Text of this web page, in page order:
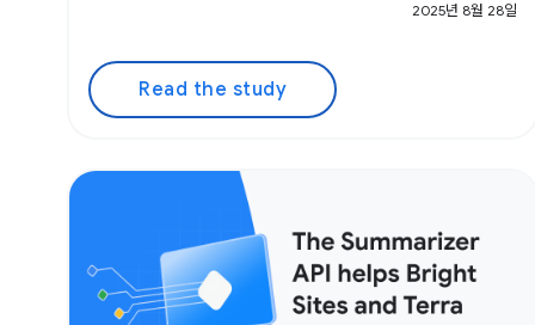
2025년 8월 28일
Read the study